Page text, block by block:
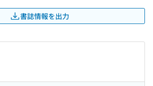
書誌情報を出力